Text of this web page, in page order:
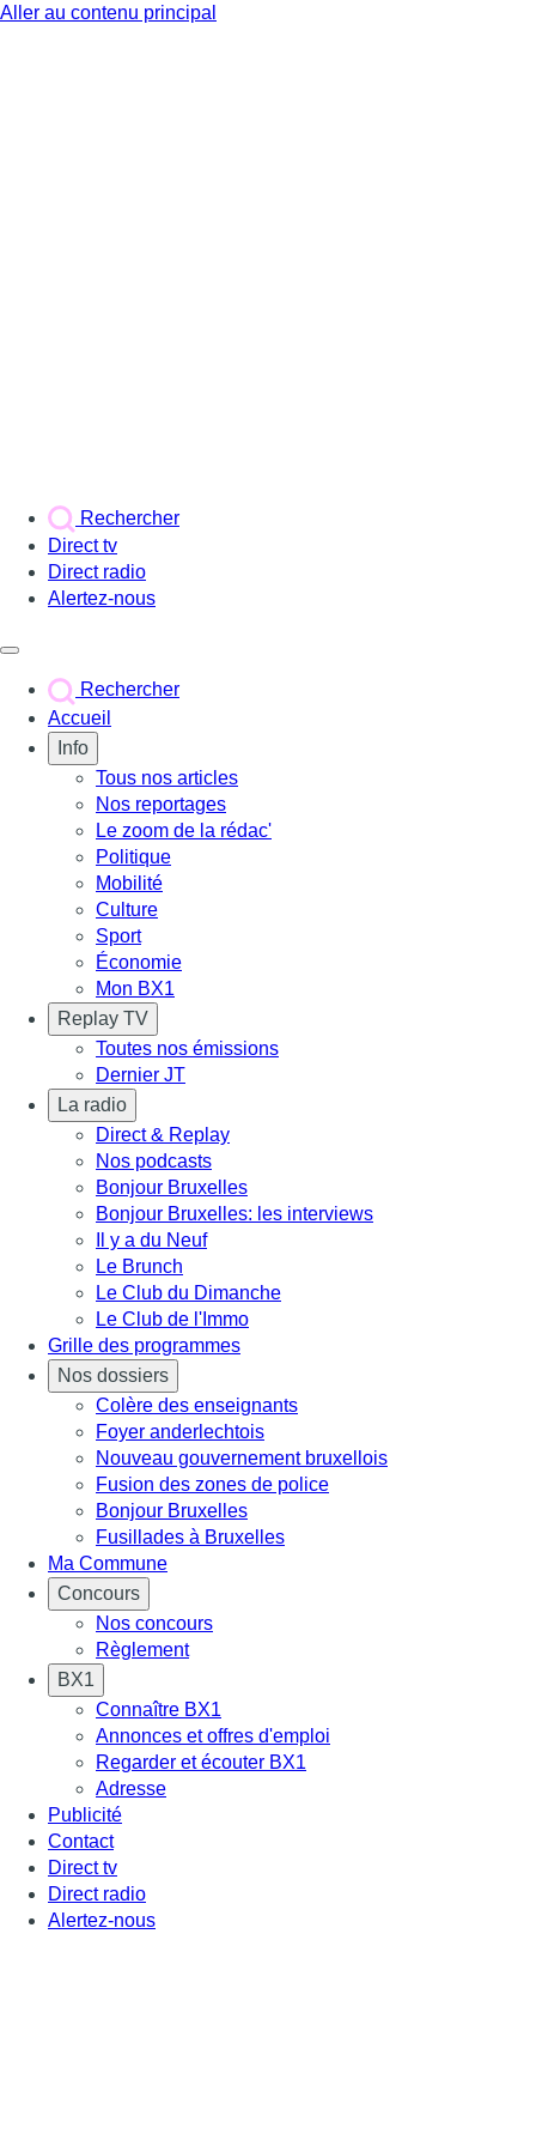
Aller au contenu principal
Rechercher
Direct tv
Direct radio
Alertez-nous
Rechercher
Accueil
Info
Tous nos articles
Nos reportages
Le zoom de la rédac'
Politique
Mobilité
Culture
Sport
Économie
Mon BX1
Replay TV
Toutes nos émissions
Dernier JT
La radio
Direct & Replay
Nos podcasts
Bonjour Bruxelles
Bonjour Bruxelles: les interviews
Il y a du Neuf
Le Brunch
Le Club du Dimanche
Le Club de l'Immo
Grille des programmes
Nos dossiers
Colère des enseignants
Foyer anderlechtois
Nouveau gouvernement bruxellois
Fusion des zones de police
Bonjour Bruxelles
Fusillades à Bruxelles
Ma Commune
Concours
Nos concours
Règlement
BX1
Connaître BX1
Annonces et offres d'emploi
Regarder et écouter BX1
Adresse
Publicité
Contact
Direct tv
Direct radio
Alertez-nous